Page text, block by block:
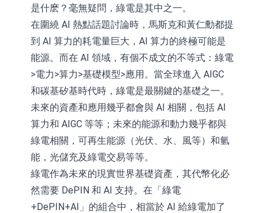
【異動股】港股跌幅榜前十，九福來
(08611.HK)跌21.43%，天瑞汽車内飾
(06162.HK)跌18.44%
【異動股】港股漲幅榜前十，佳明集
團控股(01271.HK)漲+78.22%，拿森
科技(02261.HK)漲+64.11%
是什麽？毫無疑問，綠電是其中之一。
在圍繞 AI 熱點話題討論時，馬斯克和黃仁勳都提
到 AI 算力的耗電量巨大，AI 算力的終極可能是
能源。而在 AI 領域，有個不成文的不等式：綠電
>電力>算力>基礎模型>應用。當全球進入 AIGC
和碳基矽基時代時，綠電是最關鍵的基礎之一。
未來的資產和應用幾乎都會與 AI 相關，包括 AI
算力和 AIGC 等等；未來的能源和動力幾乎都與
綠電相關，可再生能源（光伏、水、風等）和氫
能，光儲充及綠電交易等等。
綠電作為未來的現實世界基礎資產，其代幣化必
然需要 DePIN 和 AI 支持。在「綠電
+DePIN+AI」的組合中，相當於 AI 給綠電加了